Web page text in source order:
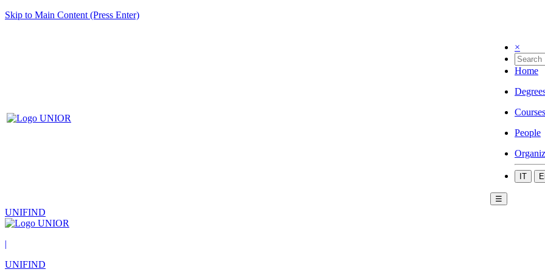
Skip to Main Content (Press Enter)
×
Home
Courses
People
IT
☰
UNIFIND
|
UNIFIND